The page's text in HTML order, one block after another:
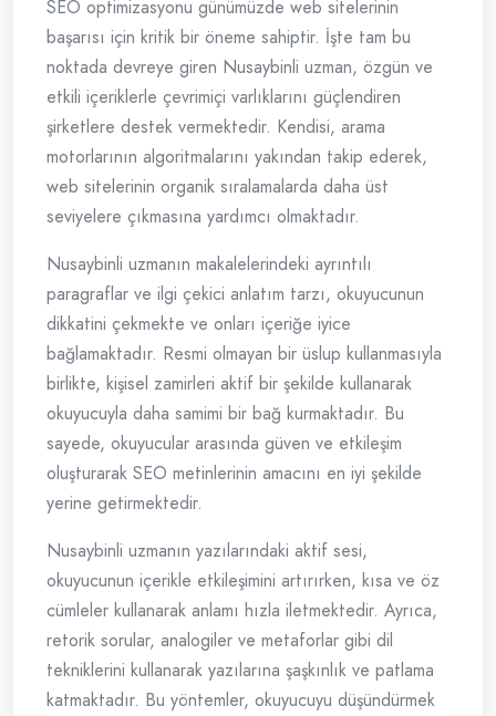
SEO optimizasyonu günümüzde web sitelerinin
başarısı için kritik bir öneme sahiptir. İşte tam bu
noktada devreye giren Nusaybinli uzman, özgün ve
etkili içeriklerle çevrimiçi varlıklarını güçlendiren
şirketlere destek vermektedir. Kendisi, arama
motorlarının algoritmalarını yakından takip ederek,
web sitelerinin organik sıralamalarda daha üst
seviyelere çıkmasına yardımcı olmaktadır.
Nusaybinli uzmanın makalelerindeki ayrıntılı
paragraflar ve ilgi çekici anlatım tarzı, okuyucunun
dikkatini çekmekte ve onları içeriğe iyice
bağlamaktadır. Resmi olmayan bir üslup kullanmasıyla
birlikte, kişisel zamirleri aktif bir şekilde kullanarak
okuyucuyla daha samimi bir bağ kurmaktadır. Bu
sayede, okuyucular arasında güven ve etkileşim
oluşturarak SEO metinlerinin amacını en iyi şekilde
yerine getirmektedir.
Nusaybinli uzmanın yazılarındaki aktif sesi,
okuyucunun içerikle etkileşimini artırırken, kısa ve öz
cümleler kullanarak anlamı hızla iletmektedir. Ayrıca,
retorik sorular, analogiler ve metaforlar gibi dil
tekniklerini kullanarak yazılarına şaşkınlık ve patlama
katmaktadır. Bu yöntemler, okuyucuyu düşündürmek